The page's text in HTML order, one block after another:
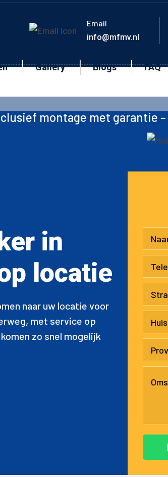
Email
info@mfmv.nl
Gallery Blogs FAQ
met garantie –€50-60🛠️
in
locatie
naar uw locatie voor
met service op
zo snel mogelijk